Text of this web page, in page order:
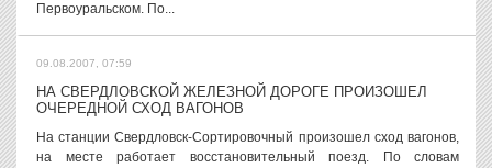
Первоуральском. По...
09.08.2007, 07:59
НА СВЕРДЛОВСКОЙ ЖЕЛЕЗНОЙ ДОРОГЕ ПРОИЗОШЕЛ
ОЧЕРЕДНОЙ СХОД ВАГОНОВ
На станции Свердловск-Сортировочный произошел сход вагонов,
на месте работает восстановительный поезд. По словам